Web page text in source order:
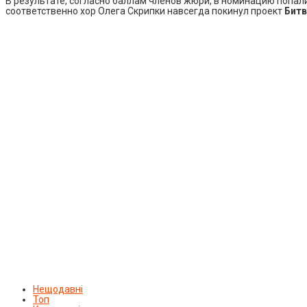
соответственно хор Олега Скрипки навсегда покинул проект
Нещодавні
Топ